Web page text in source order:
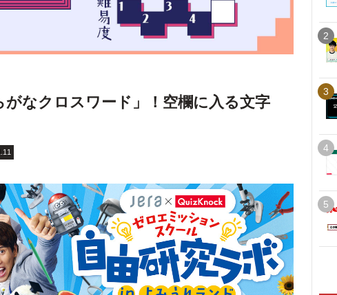
なクロスワード」！空欄に入る文字
2
3
4
5